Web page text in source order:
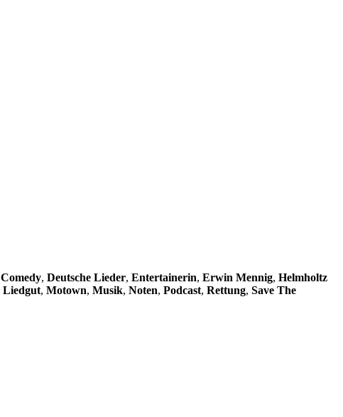
Comedy, Deutsche Lieder, Entertainerin, Erwin Mennig, Helmholtz
Liedgut, Motown, Musik, Noten, Podcast, Rettung, Save The